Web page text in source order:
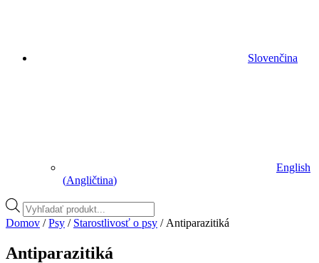
Slovenčina
English
(Angličtina)
Vyhľadávanie
produktov
Domov /Psy / Starostlivosť o psy / Antiparazitiká
Antiparazitiká